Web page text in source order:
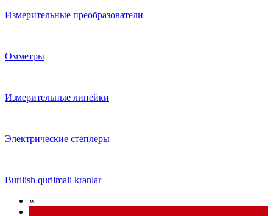
Измерительные преобразователи
Омметры
Измерительные линейки
Электрические степлеры
Burilish qurilmali kranlar
«